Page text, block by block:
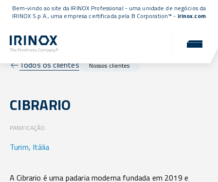
Bem-vindo ao site da IRINOX Professional - uma unidade de negócios da
IRINOX S.p.A., uma empresa certificada pela B Corporation™ - irinox.com
Todos os clientes Nossos clientes
CIBRARIO
PANIFICAÇÃO
Turim, Itália
A Cibrario é uma padaria moderna fundada em 2019 e